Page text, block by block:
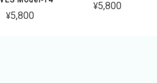
¥5,800
¥5,800